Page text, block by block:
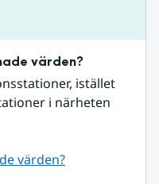
värden?
istället
i närheten
värden?